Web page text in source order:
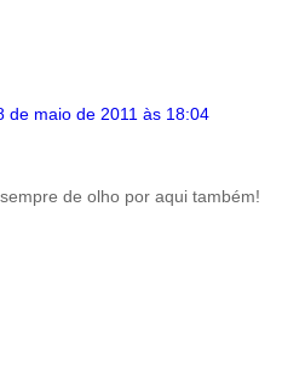
de maio de 2011 às 18:04
de olho por aqui também!